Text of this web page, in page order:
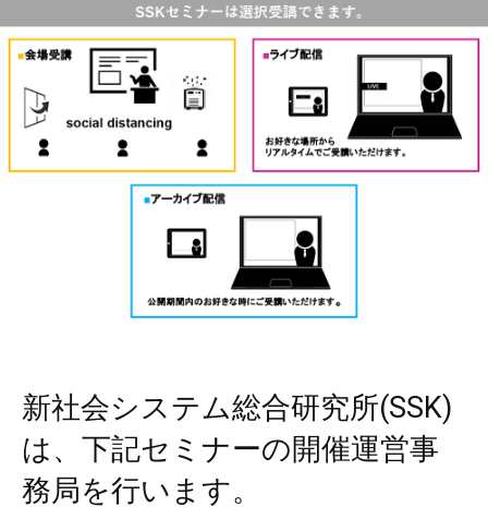
新社会システム総合研究所(SSK)
は、下記セミナーの開催運営事
務局を行います。